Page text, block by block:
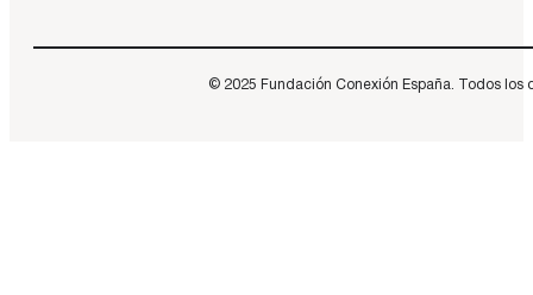
© 2025 Fundación Conexión España. Todos los